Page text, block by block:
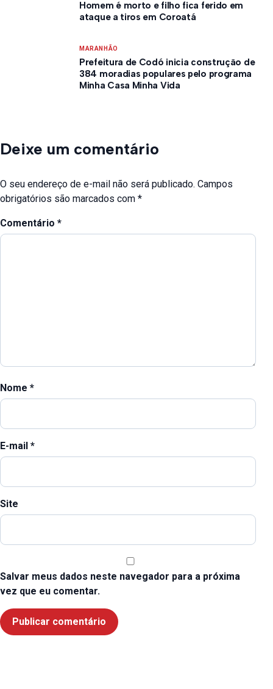
Homem é morto e filho fica ferido em
ataque a tiros em Coroatá
MARANHÃO
Prefeitura de Codó inicia construção de
384 moradias populares pelo programa
Minha Casa Minha Vida
Deixe um comentário
O seu endereço de e-mail não será publicado. Campos
obrigatórios são marcados com *
Comentário *
Nome *
E-mail *
Site
Salvar meus dados neste navegador para a próxima
vez que eu comentar.